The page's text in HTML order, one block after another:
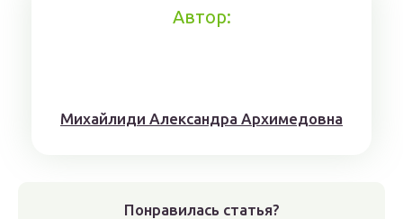
Автор:
Михaйлиди Aлександрa Aрхимедовна
Понравилась статья?